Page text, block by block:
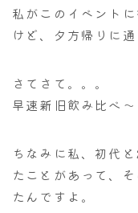
私がこのイベント
けど、夕方帰りに
さてさて。。。
早速新旧飲み比べ
ちなみに私、初代
たことがあって、
たんですよ。